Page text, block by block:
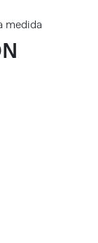
medida